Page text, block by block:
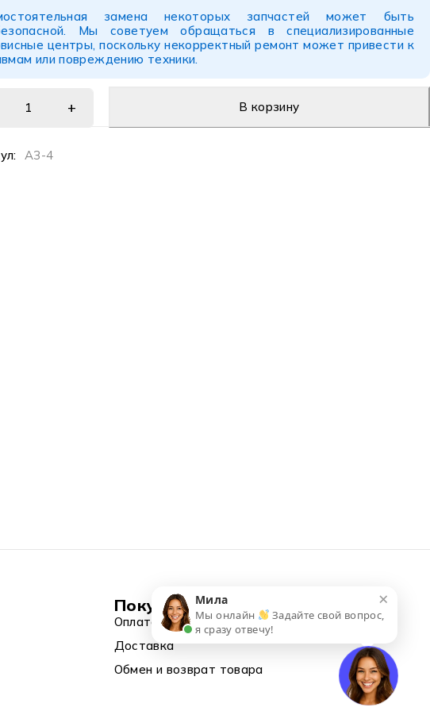
замена некоторых запчастей может быть
Мы советуем обращаться в специализированные
центры, поскольку некорректный ремонт может привести к
или повреждению техники.
В корзину
A3-4
Покупка
Оплата
Доставка
Обмен и возврат товара
×
Мила
Мы онлайн
Задайте свой вопрос,
я сразу отвечу!